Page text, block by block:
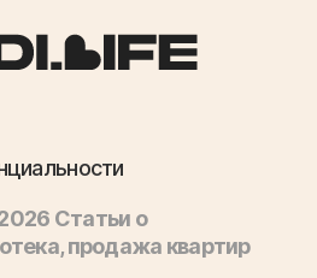
Статьи о
продажа квартир